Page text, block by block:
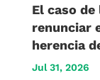
El caso de
renunciar
herencia
Jul 31, 2026